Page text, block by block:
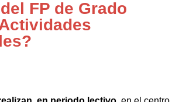
FP de Grado